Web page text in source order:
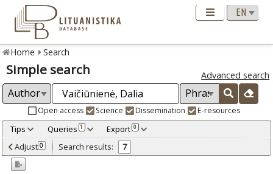
Home Search
Simple search Advanced search
Open access Science Dissemination E-resources
Tips Queries 1 Export 0
Adjusted by criteria 0
Year
Adjust 0 Search results: 7